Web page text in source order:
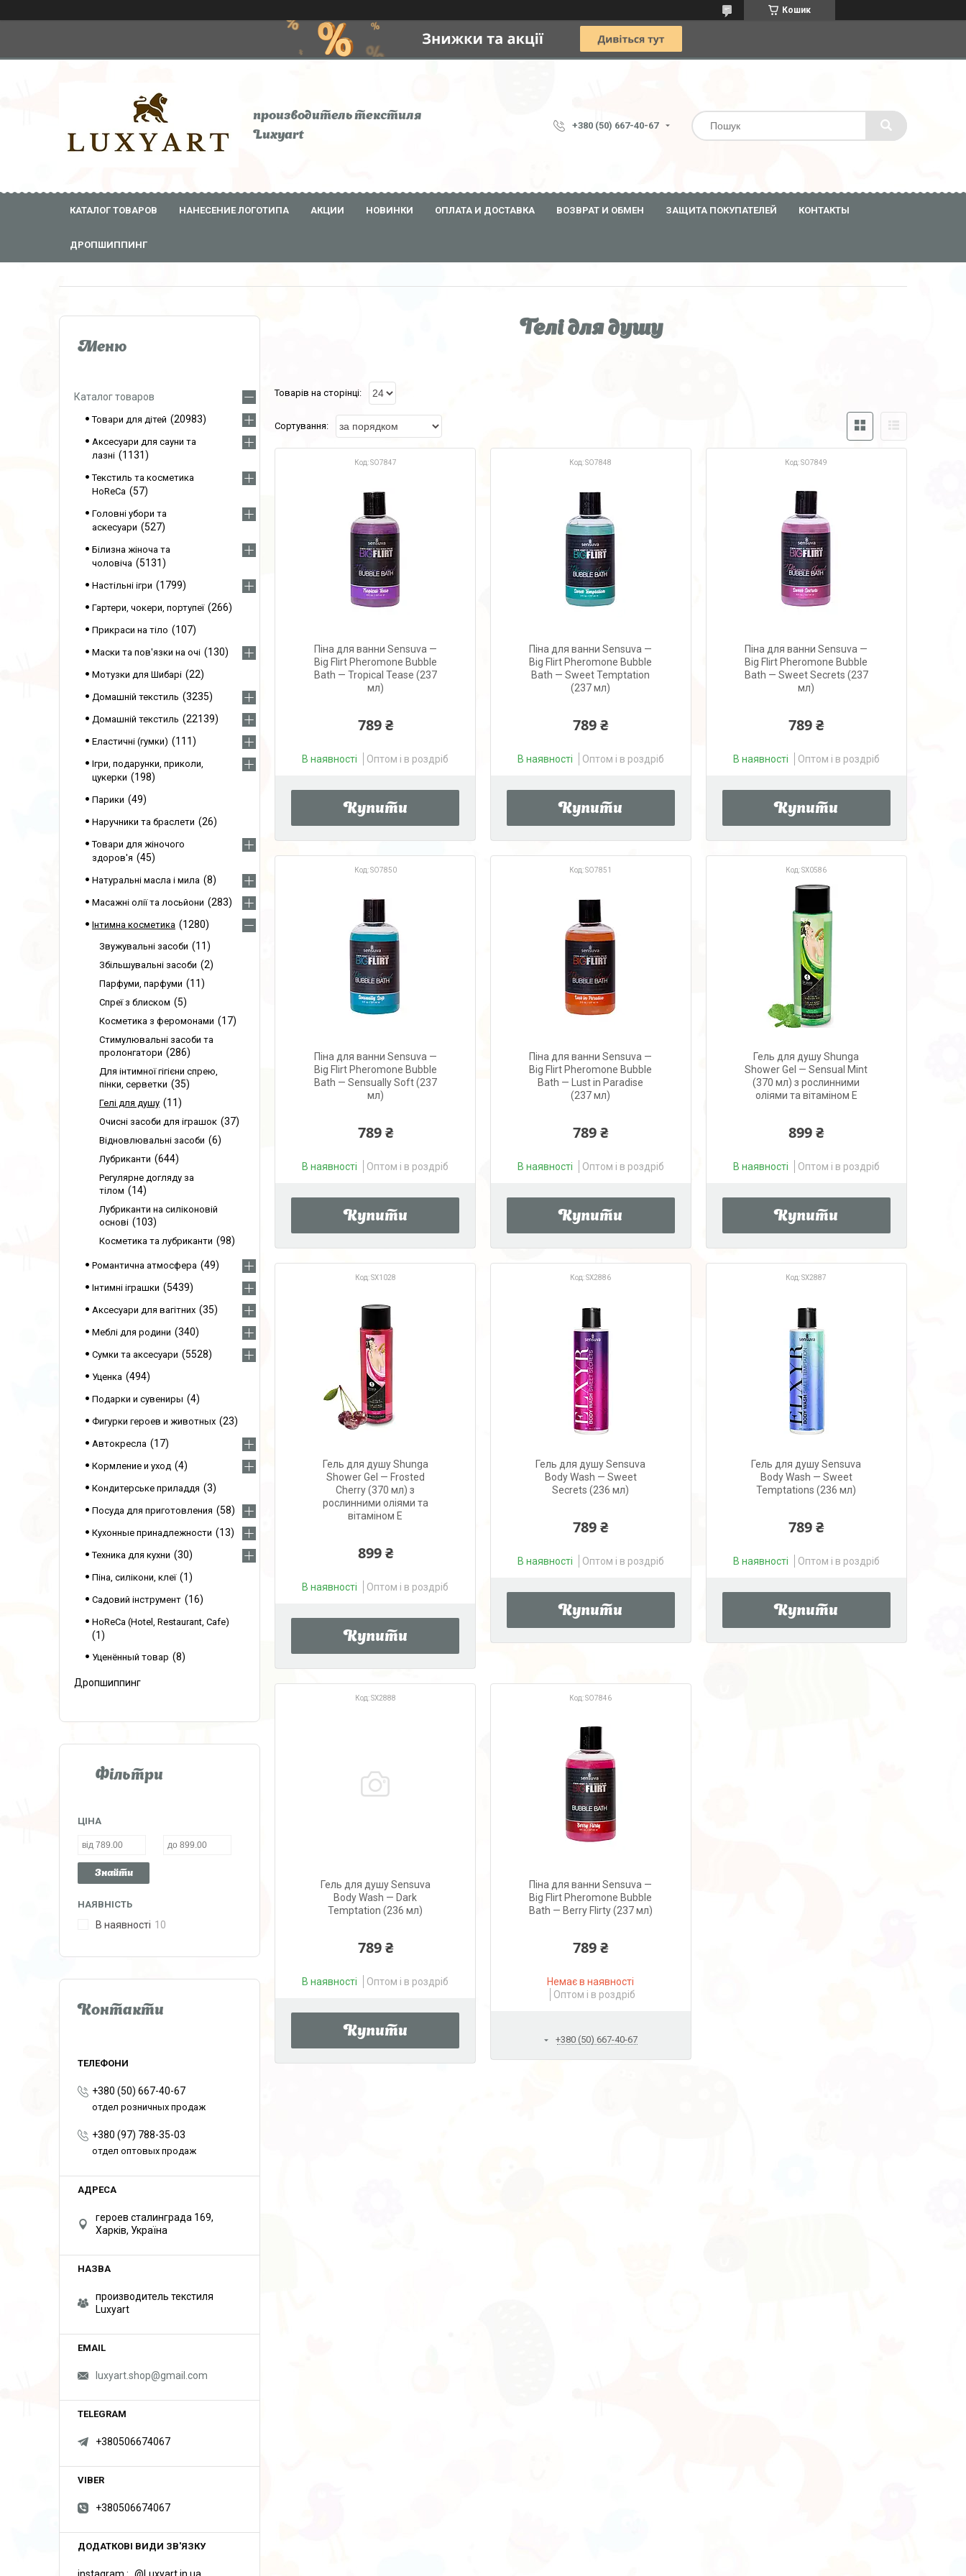
Кошик
производитель текстиля
Luxyart
+380 (50) 667-40-67
КАТАЛОГ ТОВАРОВ НАНЕСЕНИЕ ЛОГОТИПА АКЦИИ НОВИНКИ ОПЛАТА И ДОСТАВКА ВОЗВРАТ И ОБМЕН ЗАЩИТА ПОКУПАТЕЛЕЙ КОНТАКТЫ
ДРОПШИППИНГ
Гелі для душу
SO7847
Піна для ванни Sensuva —
Big Flirt Pheromone Bubble
Bath — Tropical Tease (237
мл)
789 ₴
В наявності Оптом і в роздріб
Купити
SO7848
Піна для ванни Sensuva —
Big Flirt Pheromone Bubble
Bath — Sweet Temptation
(237 мл)
789 ₴
В наявності Оптом і в роздріб
Купити
SO7849
Піна для ванни Sensuva —
Big Flirt Pheromone Bubble
Bath — Sweet Secrets (237
мл)
789 ₴
В наявності Оптом і в роздріб
Купити
SO7850
Піна для ванни Sensuva —
Big Flirt Pheromone Bubble
Bath — Sensually Soft (237
мл)
789 ₴
В наявності Оптом і в роздріб
Купити
SO7851
Піна для ванни Sensuva —
Big Flirt Pheromone Bubble
Bath — Lust in Paradise
(237 мл)
789 ₴
В наявності Оптом і в роздріб
Купити
SX0586
Гель для душу Shunga
Shower Gel — Sensual Mint
(370 мл) з рослинними
оліями та вітаміном Е
899 ₴
В наявності Оптом і в роздріб
Купити
SX1028
Гель для душу Shunga
Shower Gel — Frosted
Cherry (370 мл) з
рослинними оліями та
вітаміном Е
899 ₴
В наявності Оптом і в роздріб
Купити
SX2886
Гель для душу Sensuva
Body Wash — Sweet
Secrets (236 мл)
789 ₴
В наявності Оптом і в роздріб
Купити
SX2887
Гель для душу Sensuva
Body Wash — Sweet
Temptations (236 мл)
789 ₴
В наявності Оптом і в роздріб
Купити
SX2888
Гель для душу Sensuva
Body Wash — Dark
Temptation (236 мл)
789 ₴
В наявності Оптом і в роздріб
Купити
SO7846
Піна для ванни Sensuva —
Big Flirt Pheromone Bubble
Bath — Berry Flirty (237 мл)
789 ₴
Немає в наявності
Оптом і в роздріб
+380 (50) 667-40-67
Каталог товаров
Товари для дітей 20983
Аксесуари для сауни та
лазні
1131
Текстиль та косметика
HoReCa
57
Головні убори та
аскесуари
527
Білизна жіноча та
чоловіча
5131
Настільні ігри 1799
Гартери, чокери, портупеї 266
Прикраси на тіло 107
Маски та пов'язки на очі 130
Мотузки для Шибарі 22
Домашній текстиль 3235
Домашній текстиль 22139
Еластичні (гумки) 111
Ігри, подарунки, приколи,
цукерки
198
Парики 49
Наручники та браслети 26
Товари для жіночого
здоров'я
45
Натуральні масла і мила 8
Масажні олії та лосьйони 283
Інтимна косметика 1280
Звужувальні засоби 11
Збільшувальні засоби 2
Парфуми, парфуми 11
Спреї з блиском 5
Косметика з феромонами 17
Стимулювальні засоби та
пролонгатори
286
Для інтимної гігієни спрею,
пінки, серветки
35
Гелі для душу 11
Очисні засоби для іграшок 37
Відновлювальні засоби 6
Лубриканти 644
Регулярне догляду за
тілом
14
Лубриканти на силіконовій
основі
103
Косметика та лубриканти 98
Романтична атмосфера 49
Інтимні іграшки 5439
Аксесуари для вагітних 35
Меблі для родини 340
Сумки та аксесуари 5528
Уценка 494
Подарки и сувениры 4
Фигурки героев и животных 23
Автокресла 17
Кормление и уход 4
Кондитерське приладдя 3
Посуда для приготовления 58
Кухонные принадлежности 13
Техника для кухни 30
Піна, силікони, клеї 1
Садовий інструмент 16
HoReCa (Hotel, Restaurant, Cafe)
1
Уценённый товар 8
Дропшиппинг
Фільтри
ЦІНА
Знайти
НАЯВНІСТЬ
В наявності 10
Контакти
+380 (50) 667-40-67
отдел розничных продаж
+380 (97) 788-35-03
отдел оптовых продаж
героев сталинграда 169,
Харків, Україна
производитель текстиля
Luxyart
luxyart.shop@gmail.com
+380506674067
+380506674067